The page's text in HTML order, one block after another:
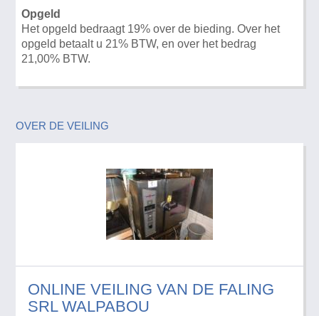
Opgeld
Het opgeld bedraagt 19% over de bieding. Over het
opgeld betaalt u 21% BTW, en over het bedrag
21,00% BTW.
OVER DE VEILING
ONLINE VEILING VAN DE FALING
SRL WALPABOU